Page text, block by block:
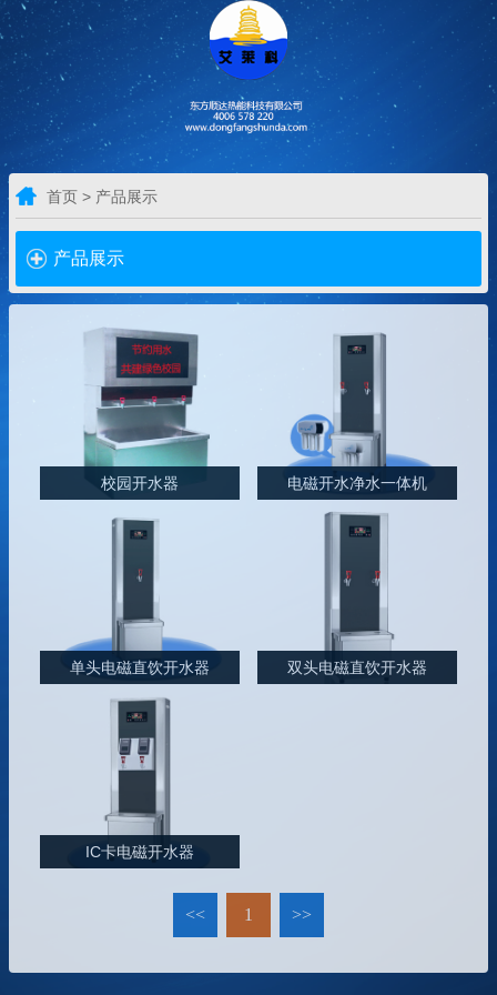
首页 > 产品展示
产品展示
校园开水器 电磁开水净水一体机
单头电磁直饮开水器 双头电磁直饮开水器
IC卡电磁开水器
<< 1 >>